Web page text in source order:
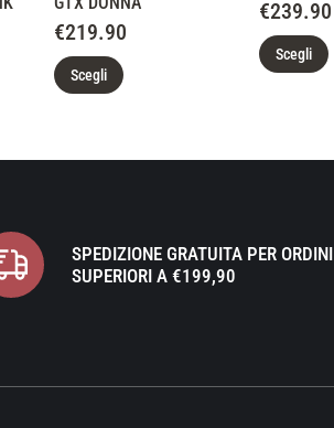
€219.90
Scegli
€239.90
Scegli
SPEDIZIONE GRATUITA PER ORDINI
SUPERIORI A €199,90